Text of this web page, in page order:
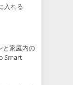
入れる
と家庭内の
Smart